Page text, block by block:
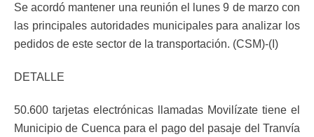
Se acordó mantener una reunión el lunes 9 de marzo con
las principales autoridades municipales para analizar los
pedidos de este sector de la transportación. (CSM)-(I)
DETALLE
50.600 tarjetas electrónicas llamadas Movilízate tiene el
Municipio de Cuenca para el pago del pasaje del Tranvía